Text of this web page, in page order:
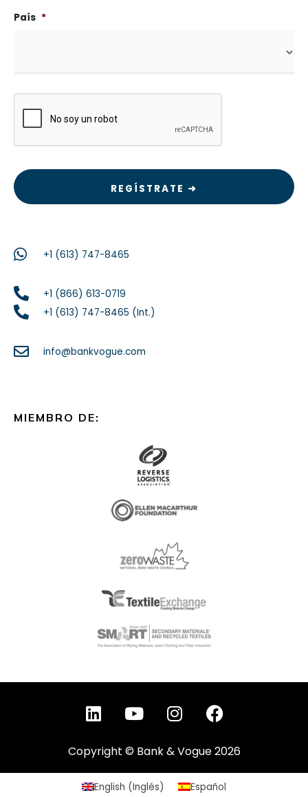
a
País *
CAPTCHA
+1 (613) 747-8465
+1 (866) 613-0719
+1 (613) 747-8465 (Int.)
info@bankvogue.com
MIEMBRO DE:
Copyright © Bank & Vogue 2026
L
i
k
e
d
Y
o
t
u
b
I
n
t
a
g
F
a
e
b
o
English (Inglés) Español